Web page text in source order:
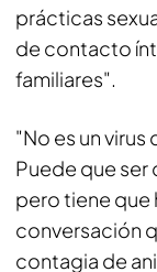
prácticas
de contacto
familiares".
"No es un
Puede que ser
pero tiene que
conversación
contagia de